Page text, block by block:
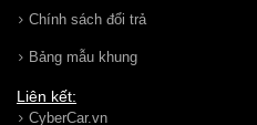
Chính sách đổi trả
Bảng mẫu khung
Liên kết:
CyberCar.vn